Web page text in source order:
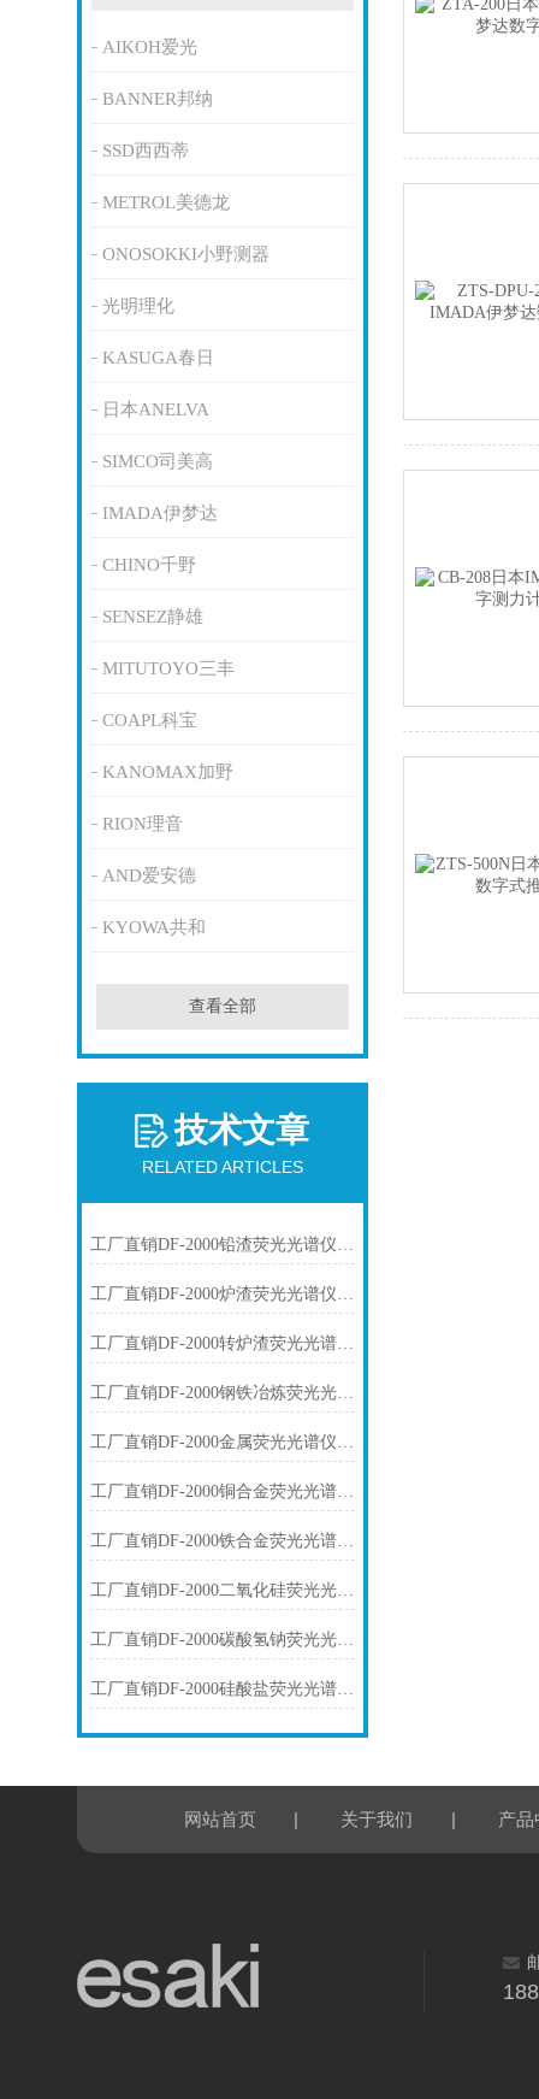
AIKOH爱光
BANNER邦纳
SSD西西蒂
METROL美德龙
ONOSOKKI小野测器
光明理化
KASUGA春日
日本ANELVA
SIMCO司美高
IMADA伊梦达
CHINO千野
SENSEZ静雄
MITUTOYO三丰
COAPL科宝
KANOMAX加野
RION理音
AND爱安德
KYOWA共和
查看全部
技术文章
RELATED ARTICLES
工厂直销DF-2000铅渣荧光光谱仪技术参数
工厂直销DF-2000炉渣荧光光谱仪技术参数
工厂直销DF-2000转炉渣荧光光谱仪技术参数
工厂直销DF-2000钢铁冶炼荧光光谱仪技术参数
工厂直销DF-2000金属荧光光谱仪技术参数
工厂直销DF-2000铜合金荧光光谱仪技术参数
工厂直销DF-2000铁合金荧光光谱仪技术参数
工厂直销DF-2000二氧化硅荧光光谱仪技术参数
工厂直销DF-2000碳酸氢钠荧光光谱仪技术参数
工厂直销DF-2000硅酸盐荧光光谱仪技术参数
网站首页 | 关于我们 | 产品